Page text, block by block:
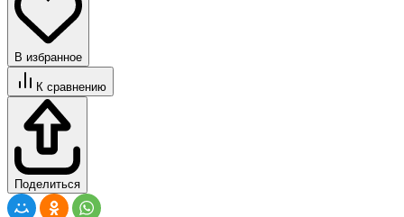
В избранное
К сравнению
Поделиться